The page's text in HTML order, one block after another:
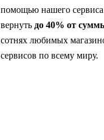
помощью нашего
вернуть до 40% от
сотнях любимых
сервисов по всему миру.